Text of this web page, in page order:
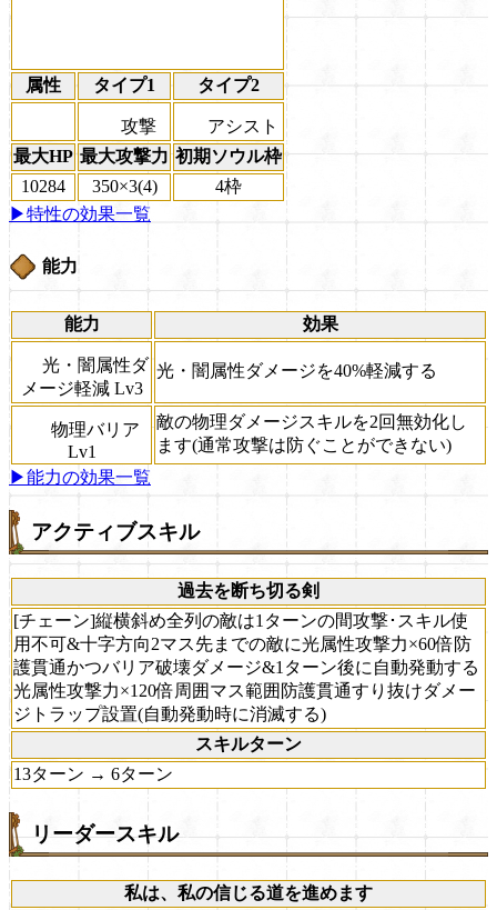
属性 タイプ1 タイプ2
攻撃
アシスト
最大HP 最大攻撃力 初期ソウル枠
10284
350×3(4)
4枠
▶特性の効果一覧
能力
能力 効果
光・闇属性ダ
メージ軽減 Lv3
光・闇属性ダメージを40%軽減する
物理バリア
Lv1
敵の物理ダメージスキルを2回無効化し
ます(通常攻撃は防ぐことができない)
▶能力の効果一覧
アクティブスキル
過去を断ち切る剣
[チェーン]縦横斜め全列の敵は1ターンの間攻撃･スキル使
用不可&十字方向2マス先までの敵に光属性攻撃力×60倍防
護貫通かつバリア破壊ダメージ&1ターン後に自動発動する
光属性攻撃力×120倍周囲マス範囲防護貫通すり抜けダメー
ジトラップ設置(自動発動時に消滅する)
スキルターン
13ターン → 6ターン
リーダースキル
私は、私の信じる道を進めます